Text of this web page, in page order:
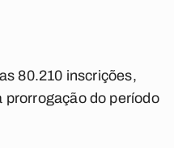
80.210 inscrições,
prorrogação do período